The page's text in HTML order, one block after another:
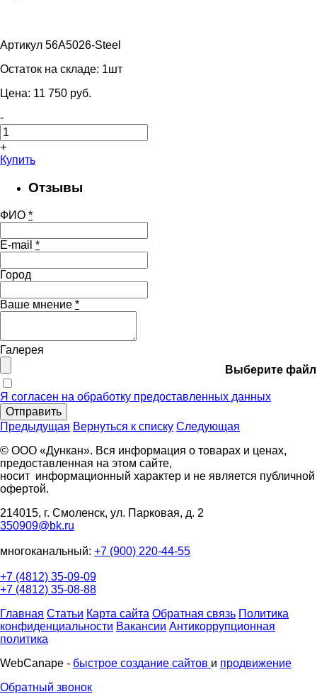
Артикул 56A5026-Steel
Остаток на складе: 1шт
Цена: 11 750 pуб.
-
+
Купить
Отзывы
ФИО *
E-mail *
Город
Ваше мнение *
Галерея
Выберите файл
Я согласен на обработку предоставленных данных
Отправить
Предыдущая Вернуться к списку Следующая
© ООО «Дункан». Вся информация о товарах и ценах,
предоставленная на этом сайте,
носит информационный характер и не является публичной
офертой.
214015, г. Смоленск, ул. Парковая, д. 2
350909@bk.ru
многоканальный: +7 (900) 220-44-55
+7 (4812) 35-09-09
+7 (4812) 35-08-88
Главная Статьи Карта сайта Обратная связь Политика
конфиденциальности Вакансии Антикоррупционная
политика
WebCanape - быстрое создание сайтов и продвижение
Обратный звонок